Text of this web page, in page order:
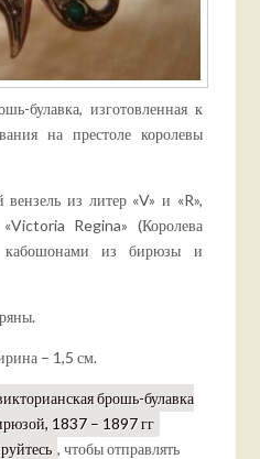
булавка, изготовленная к
на престоле королевы
вензель из литер «V» и «R»,
Regina» (Королева
кабошонами из бирюзы и
– 1,5 см.
брошь-булавка
1837 – 1897 гг
, чтобы отправлять